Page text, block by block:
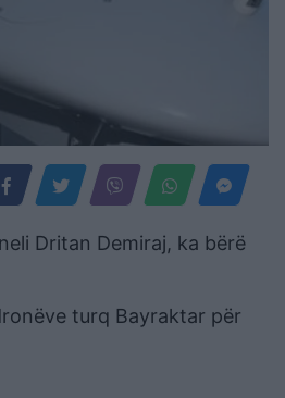
Dritan Demiraj, ka bërë
turq Bayraktar për